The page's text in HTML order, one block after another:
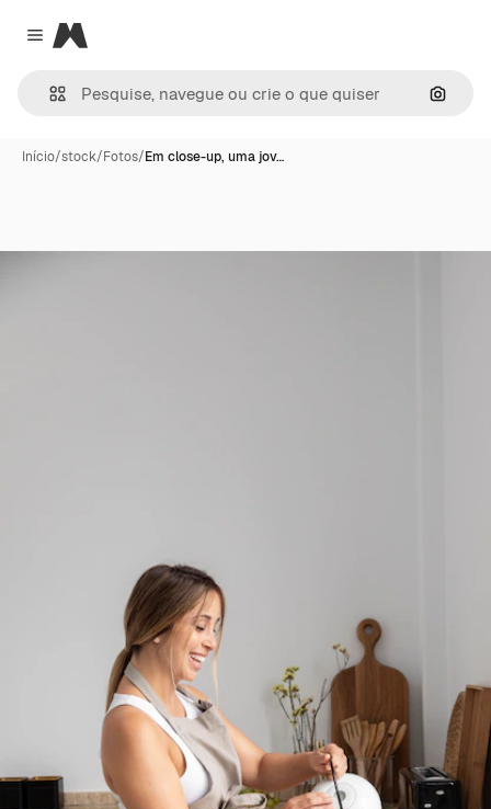
Close menu
Magnific
Início/stock/Fotos/Em close-up, uma jov…